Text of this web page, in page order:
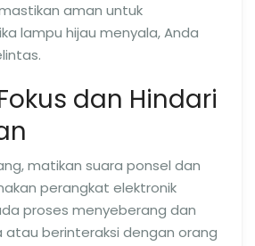
aman untuk
lampu hijau menyala, Anda
dan Hindari
matikan suara ponsel dan
perangkat elektronik
proses menyeberang dan
atau berinteraksi dengan orang